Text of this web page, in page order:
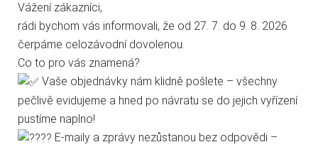
Odběr novinek
Marketingové cookies
Jen nezbytné Přijmout vše
Přejít na stránku Podrobně o cookies
Vážení zákazníci,
rádi bychom vás informovali, že od 27. 7. do 9. 8. 2026
čerpáme celozávodní dovolenou.
Co to pro vás znamená?
Vaše objednávky nám klidně pošlete – všechny
pečlivě evidujeme a hned po návratu se do jejich vyřízení
pustíme naplno!
E-maily a zprávy nezůstanou bez odpovědi –